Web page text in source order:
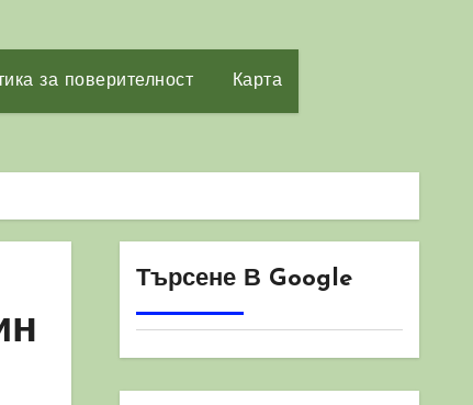
за поверителност Карта
Търсене В Google